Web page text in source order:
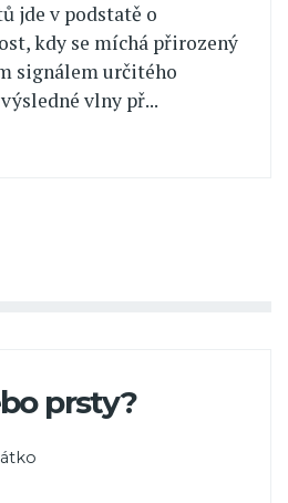
jde v podstatě o
kdy se míchá přirozený
signálem určitého
vlny př...
prsty?